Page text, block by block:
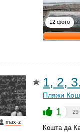
12 фото
max-z
1, 2,
Пляжи
1 29
Кошта да